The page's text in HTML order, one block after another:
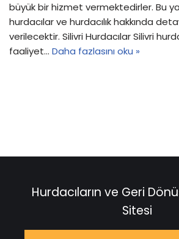
büyük bir hizmet vermektedirler. Bu
hurdacılar ve hurdacılık hakkında
verilecektir. Silivri Hurdacılar Silivri
faaliyet… Daha fazlasını oku »
Hurdacıların ve Geri
Sitesi